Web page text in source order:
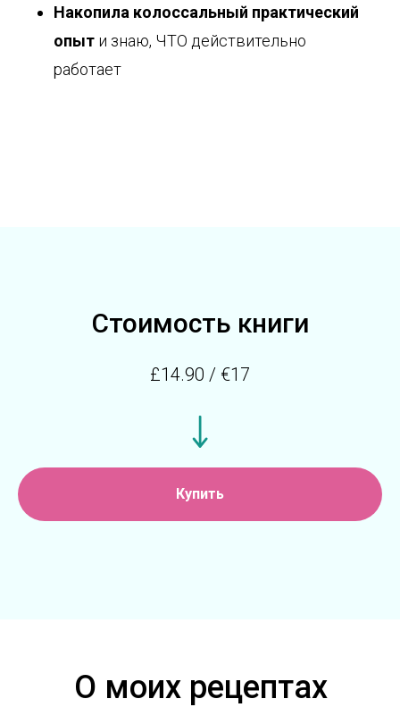
Накопила колоссальный практический
опыт и знаю, ЧТО действительно
работает
Стоимость книги
£14.90 / €17
Купить
О моих рецептах